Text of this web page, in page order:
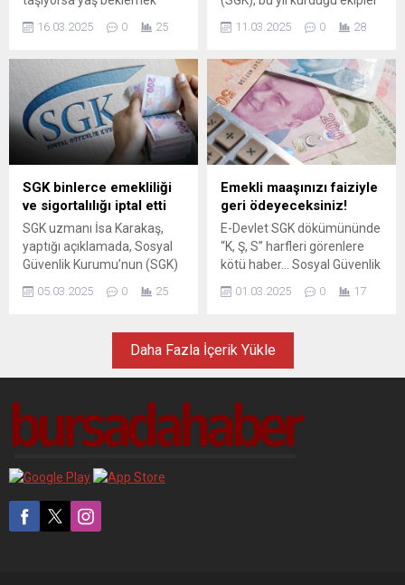
olarak SGK, malulen
vatandaşlar için yeni listeyi
açıkladı. Buna göre; kanser,
nöroloji ve psikiyatri gibi
hastalıklar nedeniyle erken
emekli olmak mümkün.
16.03.2025 0 25
maaşı alanların aylıklarına
sıklaştırdı. 2025 yılında
yapılan incelemelerde ağırlık
'sahte sigortalılık' ve 'hileli
boşanma' vakalarına
çevrilirken, SGK'nın
usulsüzlükleri nasıl tespit
ettiği de belli oldu.
11.03.2025 0 28
SGK binlerce emekliliği
ve sigortalılığı iptal etti
SGK uzmanı İsa Karakaş,
yaptığı açıklamada, Sosyal
Güvenlik Kurumu’nun (SGK)
mücadelesini sürdürdüğünü
çalışmadan SSK’lı gösterilen
kişilerin tespitine yönelik
çalışmalara hız kesmeden
vurguladı.
05.03.2025 0 25
Emekli maaşınızı faiziyle
geri ödeyeceksiniz!
E-Devlet SGK dökümününde
“K, Ş, S” harfleri görenlere
kötü haber... Sosyal Güvenlik
karşı harekete geçti. SGK
maaşı riskli olanları açıkladı.
01.03.2025 0 17
Daha Fazla İçerik Yükle